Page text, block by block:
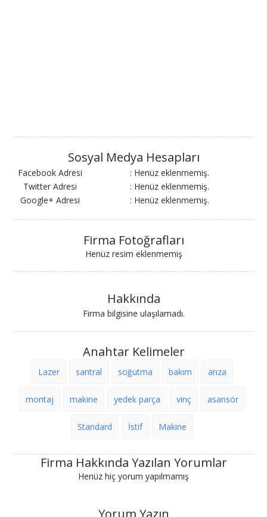
Sosyal Medya Hesapları
Facebook Adresi
: Henüz eklenmemiş.
Twitter Adresi
: Henüz eklenmemiş.
Google+ Adresi
: Henüz eklenmemiş.
Firma Fotoğrafları
Henüz resim eklenmemiş
Hakkında
Firma bilgisine ulaşılamadı.
Anahtar Kelimeler
Lazer santral soğutma bakım arıza
montaj makine yedek parça vinç asansör
Standard İstif Makine
Firma Hakkında Yazılan Yorumlar
Henüz hiç yorum yapılmamış
Yorum Yazın